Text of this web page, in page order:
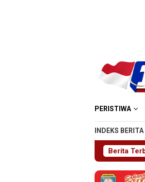
PERISTIWA
INDEKS BERITA
Berita